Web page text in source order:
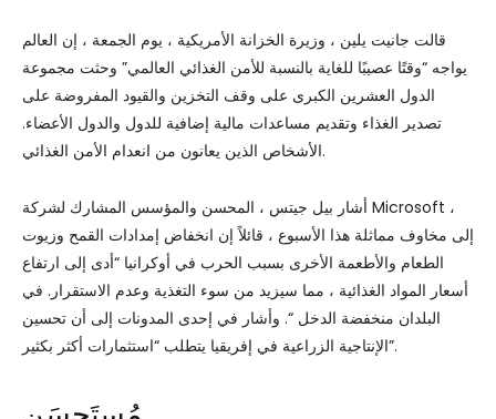
قالت جانيت يلين ، وزيرة الخزانة الأمريكية ، يوم الجمعة ، إن العالم
يواجه “وقتًا عصيبًا للغاية بالنسبة للأمن الغذائي العالمي” وحثت مجموعة
الدول العشرين الكبرى على وقف التخزين والقيود المفروضة على
تصدير الغذاء وتقديم مساعدات مالية إضافية للدول والدول الأعضاء.
الأشخاص الذين يعانون من انعدام الأمن الغذائي.
أشار بيل جيتس ، المحسن والمؤسس المشارك لشركة Microsoft ،
إلى مخاوف مماثلة هذا الأسبوع ، قائلاً إن انخفاض إمدادات القمح وزيوت
الطعام والأطعمة الأخرى بسبب الحرب في أوكرانيا “أدى إلى ارتفاع
أسعار المواد الغذائية ، مما سيزيد من سوء التغذية وعدم الاستقرار. في
البلدان منخفضة الدخل “. وأشار في إحدى المدونات إلى أن تحسين
الإنتاجية الزراعية في إفريقيا يتطلب “استثمارات أكثر بكثير”.